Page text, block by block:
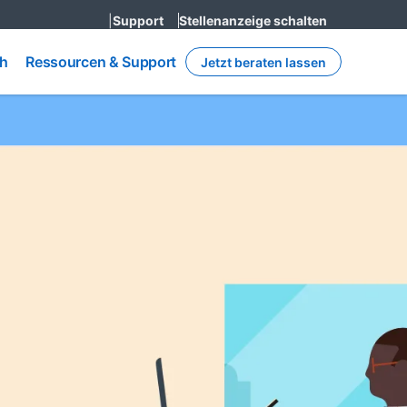
Support Stellenanzeige schalten
Ressourcen
& Support
Ressourcen & Support Jetzt beraten lassen